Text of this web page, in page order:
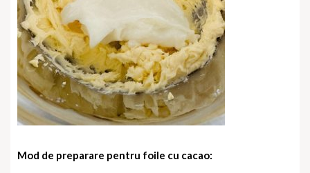
Mod de preparare pentru foile cu cacao: